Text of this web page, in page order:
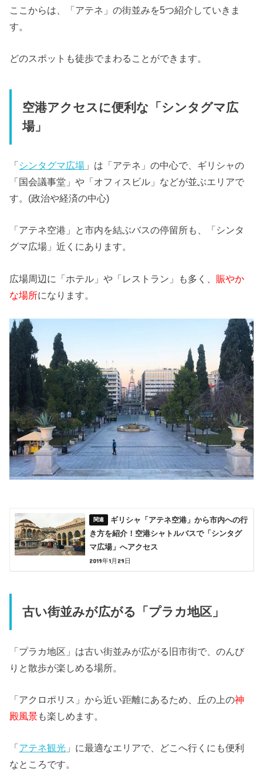
ここからは、「アテネ」の街並みを5つ紹介していきま
す。
どのスポットも徒歩でまわることができます。
空港アクセスに便利な「シンタグマ広
場」
「シンタグマ広場 」は「アテネ」の中心で、ギリシャの
「国会議事堂」や「オフィスビル」などが並ぶエリアで
す。(政治や経済の中心)
「アテネ空港」と市内を結ぶバスの停留所も、「シンタ
グマ広場」近くにあります。
広場周辺に「ホテル」や「レストラン」も多く、 賑やか
な場所になります。
ギリシャ「アテネ空港」から市内への行
き方を紹介！空港シャトルバスで「シンタグ
マ広場」へアクセス
2019年1月29日
古い街並みが広がる「プラカ地区」
「プラカ地区」は古い街並みが広がる旧市街で、のんび
りと散歩が楽しめる場所。
「アクロポリス」から近い距離にあるため、丘の上の神
殿風景も楽しめます。
「アテネ観光 」に最適なエリアで、どこへ行くにも便利
なところです。